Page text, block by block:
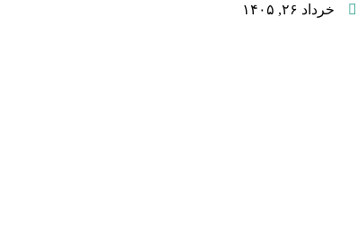
خرداد ۲۶, ۱۴۰۵